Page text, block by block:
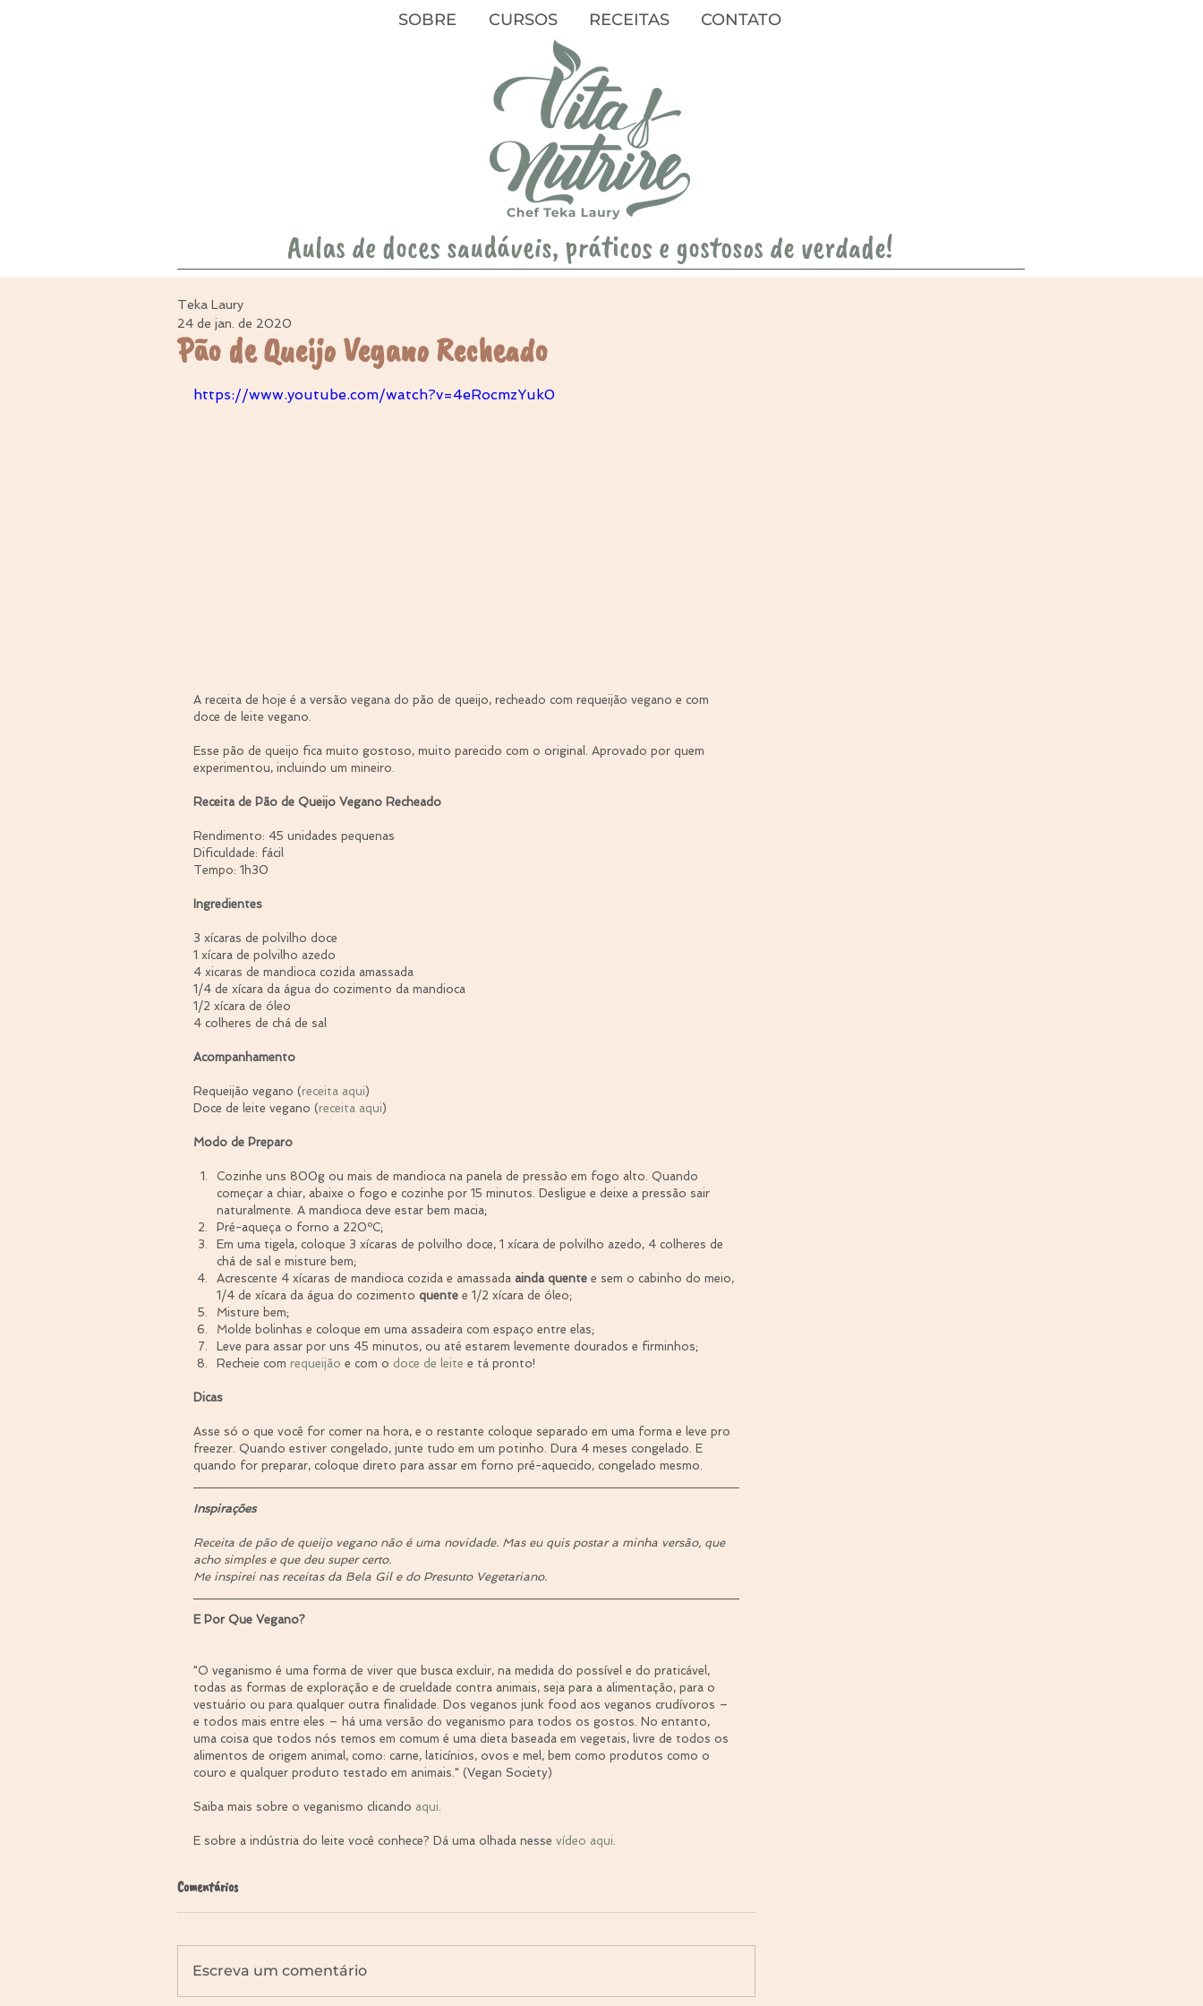
SOBRE CURSOS RECEITAS CONTATO
Aulas de doces saudáveis, práticos e gostosos de verdade!
Pão de Queijo Vegano Recheado
Teka Laury
24 de jan. de 2020
https://www.youtube.com/watch?v=4eRocmzYuk0
A receita de hoje é a versão vegana do pão de queijo, recheado com requeijão vegano e com
doce de leite vegano.
Esse pão de queijo fica muito gostoso, muito parecido com o original. Aprovado por quem
experimentou, incluindo um mineiro.
Receita de Pão de Queijo Vegano Recheado
Rendimento: 45 unidades pequenas
Dificuldade: fácil
Tempo: 1h30
Ingredientes
3 xícaras de polvilho doce
1 xícara de polvilho azedo
4 xicaras de mandioca cozida amassada
1/4 de xícara da água do cozimento da mandioca
1/2 xícara de óleo
4 colheres de chá de sal
Acompanhamento
Requeijão vegano (receita aqui)
Doce de leite vegano (receita aqui)
Modo de Preparo
Cozinhe uns 800g ou mais de mandioca na panela de pressão em fogo alto. Quando
começar a chiar, abaixe o fogo e cozinhe por 15 minutos. Desligue e deixe a pressão sair
naturalmente. A mandioca deve estar bem macia;
Pré-aqueça o forno a 220ºC;
Em uma tigela, coloque 3 xícaras de polvilho doce, 1 xícara de polvilho azedo, 4 colheres de
chá de sal e misture bem;
Acrescente 4 xícaras de mandioca cozida e amassada ainda quente e sem o cabinho do meio,
1/4 de xícara da água do cozimento quente e 1/2 xícara de óleo;
Misture bem;
Molde bolinhas e coloque em uma assadeira com espaço entre elas;
Leve para assar por uns 45 minutos, ou até estarem levemente dourados e firminhos;
Recheie com requeijão e com o doce de leite e tá pronto!
Dicas
Asse só o que você for comer na hora, e o restante coloque separado em uma forma e leve pro
freezer. Quando estiver congelado, junte tudo em um potinho. Dura 4 meses congelado. E
quando for preparar, coloque direto para assar em forno pré-aquecido, congelado mesmo.
Inspirações
Receita de pão de queijo vegano não é uma novidade. Mas eu quis postar a minha versão, que
acho simples e que deu super certo.
Me inspirei nas receitas da Bela Gil e do Presunto Vegetariano.
E Por Que Vegano?
"O veganismo é uma forma de viver que busca excluir, na medida do possível e do praticável,
todas as formas de exploração e de crueldade contra animais, seja para a alimentação, para o
vestuário ou para qualquer outra finalidade. Dos veganos junk food aos veganos crudívoros –
e todos mais entre eles – há uma versão do veganismo para todos os gostos. No entanto,
uma coisa que todos nós temos em comum é uma dieta baseada em vegetais, livre de todos os
alimentos de origem animal, como: carne, laticínios, ovos e mel, bem como produtos como o
couro e qualquer produto testado em animais." (Vegan Society)
Saiba mais sobre o veganismo clicando aqui.
E sobre a indústria do leite você conhece? Dá uma olhada nesse vídeo aqui.
Comentários
Escreva um comentário